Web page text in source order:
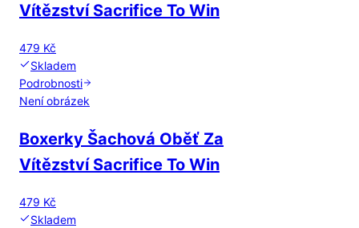
Vítězství Sacrifice To Win
479 Kč
Skladem
Podrobnosti
Není obrázek
Boxerky Šachová Oběť Za
Vítězství Sacrifice To Win
479 Kč
Skladem